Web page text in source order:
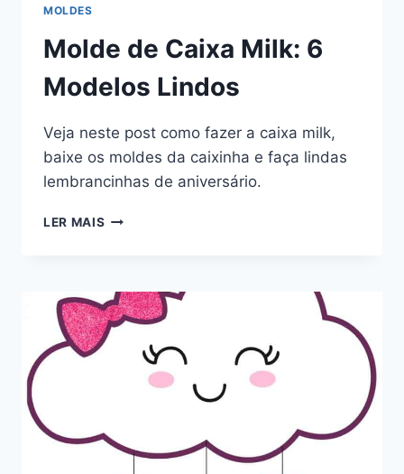
MOLDES
Molde de Caixa Milk: 6
Modelos Lindos
Veja neste post como fazer a caixa milk,
baixe os moldes da caixinha e faça lindas
lembrancinhas de aniversário.
LER MAIS MOLDE
MODELOS
LINDOS